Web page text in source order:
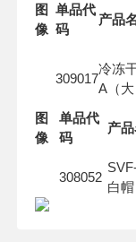
图
像
单品代
码
产品
309017
冷冻
A（
图
像
单品代
码
产
308052
白帽